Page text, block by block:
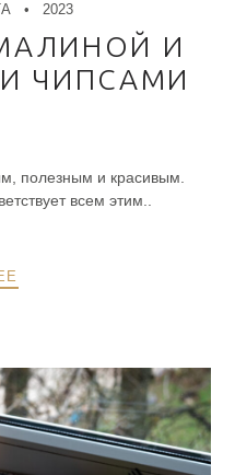
2023
И
ЧИПСАМИ
полезным и красивым.
всем этим..